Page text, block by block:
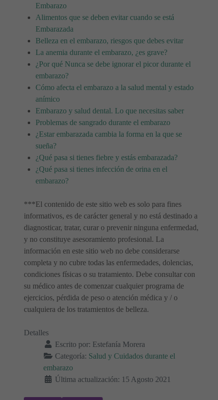
Embarazo
Alimentos que se deben evitar cuando se está
Embarazada
Belleza en el embarazo, riesgos que debes evitar
La anemia durante el embarazo, ¿es grave?
¿Por qué Nunca se debe ignorar el picor durante el
embarazo?
Cómo afecta el embarazo a la salud mental y estado
anímico
Embarazo y salud dental. Lo que necesitas saber
Problemas de sangrado durante el embarazo
¿Estar embarazada cambia la forma en la que se
sueña?
¿Qué pasa si tienes fiebre y estás embarazada?
¿Qué pasa si tienes infección de orina en el
embarazo?
***El contenido de este sitio web es solo para fines
informativos, es de carácter general y no está destinado a
diagnosticar, tratar, curar o prevenir ninguna enfermedad,
y no constituye asesoramiento profesional. La
información en este sitio web no debe considerarse
completa y no cubre todas las enfermedades, dolencias,
condiciones físicas o su tratamiento. Debe consultar con
su médico antes de comenzar cualquier programa de
ejercicios, pérdida de peso o atención médica y / o
cualquiera de los tratamientos de belleza.
Detalles
Escrito por: Estefanía Morera
Categoría: Salud y Cuidados durante el
embarazo
Última actualización: 15 Agosto 2021